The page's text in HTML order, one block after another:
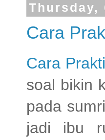
Thursday,
Cara
Cara
soal bikin
pada
jadi ibu